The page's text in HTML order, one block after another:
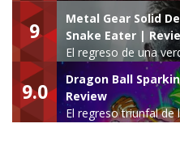
9
Metal Gear Solid
Snake Eater |
El regreso de una
leyenda
9.0
Dragon Ball
Review
El regreso triunfal de